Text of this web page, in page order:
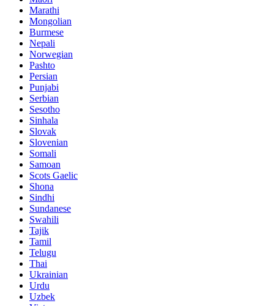
Marathi
Mongolian
Burmese
Nepali
Norwegian
Pashto
Persian
Punjabi
Serbian
Sesotho
Sinhala
Slovak
Slovenian
Somali
Samoan
Scots Gaelic
Shona
Sindhi
Sundanese
Swahili
Tajik
Tamil
Telugu
Thai
Ukrainian
Urdu
Uzbek